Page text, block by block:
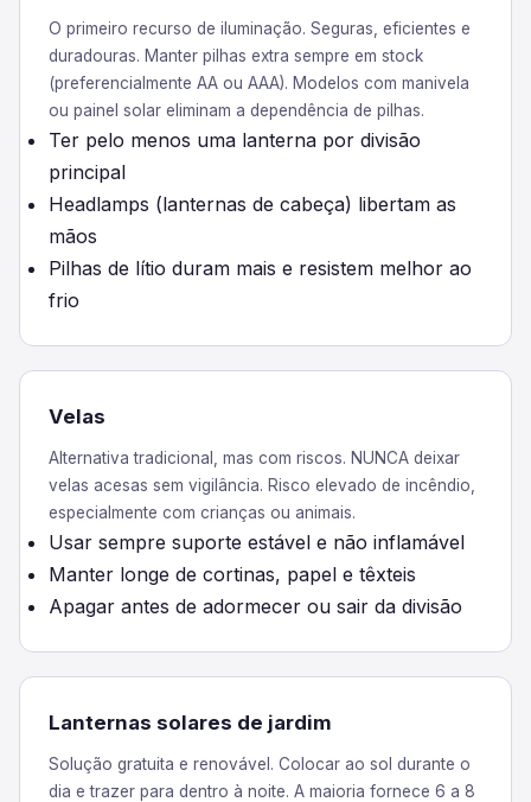
O primeiro recurso de iluminação. Seguras, eficientes e
duradouras. Manter pilhas extra sempre em stock
(preferencialmente AA ou AAA). Modelos com manivela
ou painel solar eliminam a dependência de pilhas.
Ter pelo menos uma lanterna por divisão
principal
Headlamps (lanternas de cabeça) libertam as
mãos
Pilhas de lítio duram mais e resistem melhor ao
frio
Velas
Alternativa tradicional, mas com riscos. NUNCA deixar
velas acesas sem vigilância. Risco elevado de incêndio,
especialmente com crianças ou animais.
Usar sempre suporte estável e não inflamável
Manter longe de cortinas, papel e têxteis
Apagar antes de adormecer ou sair da divisão
Lanternas solares de jardim
Solução gratuita e renovável. Colocar ao sol durante o
dia e trazer para dentro à noite. A maioria fornece 6 a 8